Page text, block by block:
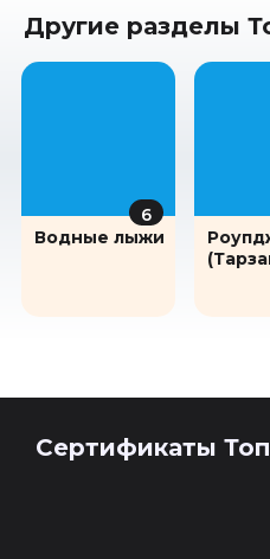
Другие разделы
6
Водные лыжи
Сертификаты